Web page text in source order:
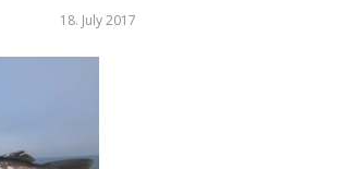
18. July 2017